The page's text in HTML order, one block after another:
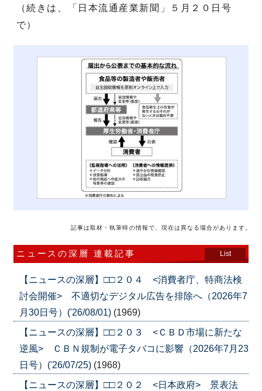
（続きは、「日本流通産業新聞」５月２０日号
で）
記事は取材・執筆時の情報で、現在は異なる場合があります。
ニュースの深層 連載記事 List
【ニュースの深層】□□２０４ <消費者庁、特商法検
討会開催> 不適切なデジタル広告を排除へ（2026年7
月30日号）('26/08/01) (1969)
【ニュースの深層】□□２０３ <ＣＢＤ市場に新たな
逆風> ＣＢＮ規制が電子タバコに影響（2026年7月23
日号）('26/07/25) (1968)
【ニュースの深層】□□２０２ <日本政府> 景表法